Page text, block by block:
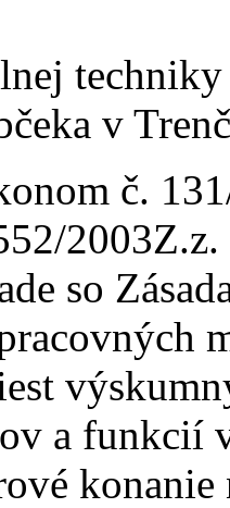
v
č.
so
a funkcií
konanie